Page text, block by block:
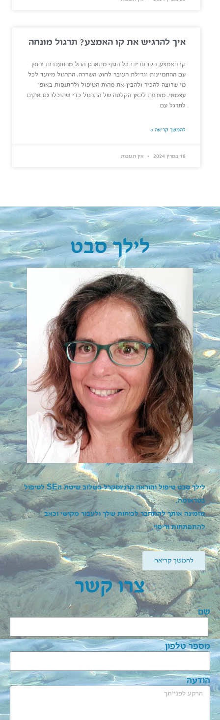
איך להרגיש את קו האמצע? תרגול מונחה
קו האמצע, הקו סביבו כל הגוף מתארגן החל מהתעברות והופך
עם ההתמיינות וגדילת העובר לחוט השדרה. התרגול מיועד לכל
מי שרוצה להכיר ולהבין את מהות הטיפול ולהתנסות באופן
עצמאי. מצרפת לכאן הקלטה של התרגול כדי שתוכלו גם אתןם
לתרגל עם
להמשך קריאה »
18 במרץ 2024 אין תגובות
לילך סבט
לילך סבט טיפול והוראה קרניוסקרל בשלוב שיטת הSEלטיפול
בטראומה.
מזמינה אותך להתחבר לכוחות שלך ולעבור מקושי וכאב
להתפתחות וריפוי.
להמשך קריאה
צרו קשר
שם
מספר טלפון
הודעה